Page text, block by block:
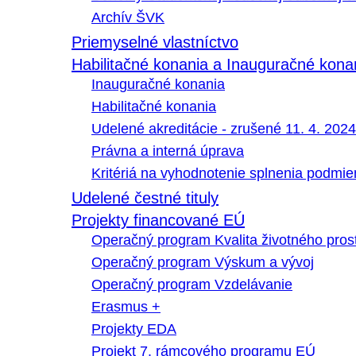
Archív ŠVK
Priemyselné vlastníctvo
Habilitačné konania a Inauguračné
Inauguračné konania
Habilitačné konania
Udelené akreditácie - zrušené 11. 4. 2024
Právna a interná úprava
Kritériá na vyhodnotenie splnenia
Udelené čestné tituly
Projekty financované EÚ
Operačný program Kvalita životného
Operačný program Výskum a vývoj
Operačný program Vzdelávanie
Erasmus +
Projekty EDA
Projekt 7. rámcového programu EÚ